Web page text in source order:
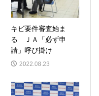
キビ要件審査始ま
る ＪＡ「必ず申
請」呼び掛け
2022.08.23